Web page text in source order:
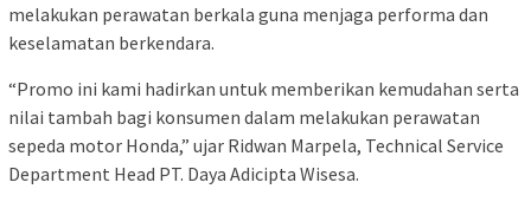
melakukan perawatan berkala guna menjaga performa dan
keselamatan berkendara.
“Promo ini kami hadirkan untuk memberikan kemudahan serta
nilai tambah bagi konsumen dalam melakukan perawatan
sepeda motor Honda,” ujar Ridwan Marpela, Technical Service
Department Head PT. Daya Adicipta Wisesa.